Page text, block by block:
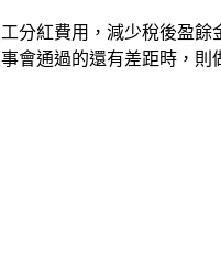
分紅費用，減少稅後盈
會通過的還有差距時，